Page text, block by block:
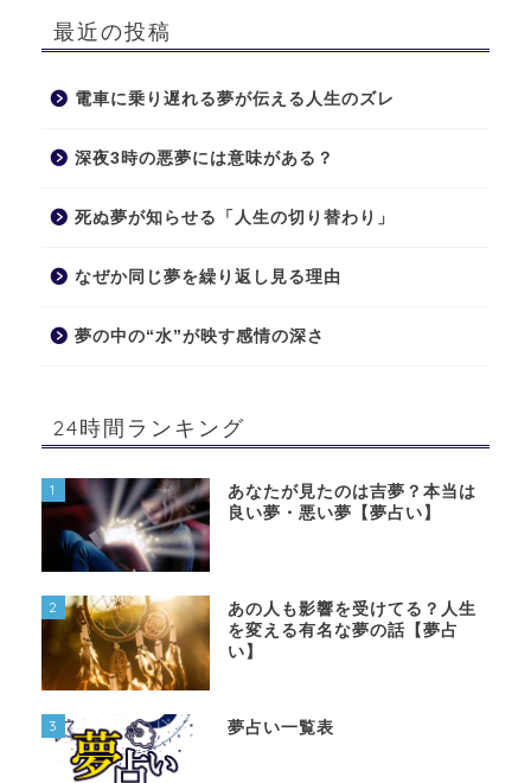
最近の投稿
電車に乗り遅れる夢が伝える人生のズレ
深夜3時の悪夢には意味がある？
死ぬ夢が知らせる「人生の切り替わり」
なぜか同じ夢を繰り返し見る理由
夢の中の“水”が映す感情の深さ
24時間ランキング
1
あなたが見たのは吉夢？本当は
良い夢・悪い夢【夢占い】
2
あの人も影響を受けてる？人生
を変える有名な夢の話【夢占
い】
3 夢占い一覧表